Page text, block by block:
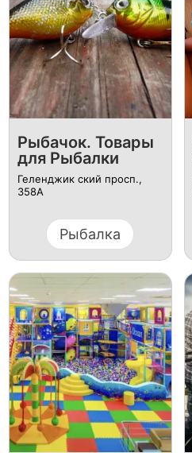
Рыбачок. Товары
для Рыбалки
Геленджик ский просп.,
358А
Рыбалка